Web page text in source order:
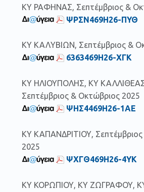
ΚΥ ΡΑΦΗΝΑΣ, Σεπτέμβριος &
ΨΡΣΝ469Η26-ΠΥΘ
ΚΥ ΚΑΛΥΒΙΩΝ, Σεπτέμβριος &
6363469Η26-ΧΓΚ
ΚΥ ΗΛΙΟΥΠΟΛΗΣ, ΚΥ
Σεπτέμβριος & Οκτώβριος 2025
ΨΗΣ4469Η26-1ΑΕ
ΚΥ ΚΑΠΑΝΔΡΙΤΙΟΥ,
2025
ΨΧΓΘ469Η26-4ΥΚ
ΚΥ ΚΟΡΩΠΙΟΥ, ΚΥ ΖΩΓΡΑΦΟΥ,